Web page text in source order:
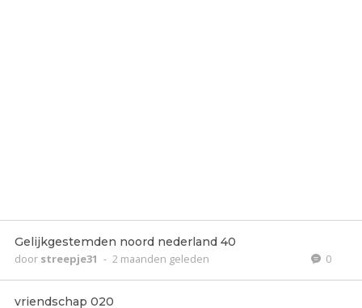
Gelijkgestemden noord nederland 40
door streepje31 - 2 maanden geleden 0
vriendschap 020